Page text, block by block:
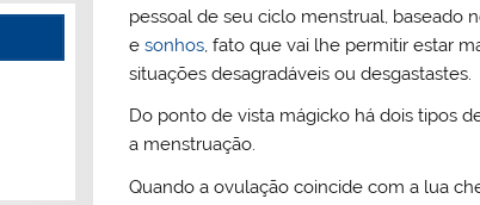
pessoal de seu ciclo menstrual, baseado
esonhos, fato que vai lhe permitir estar
situações desagradáveis ou desgastastes.
Do ponto de vista mágicko há dois tipos
a menstruação.
Quando a ovulação coincide com a lua